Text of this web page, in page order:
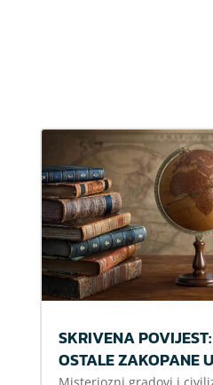
SKRIVENA
OSTALE ZAKOPANE